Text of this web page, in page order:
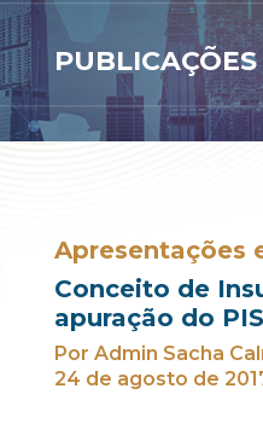
PUBLICAÇÕES
Apresentações
Conceito de
apuração do
Por Admin Sacha
24 de agosto de